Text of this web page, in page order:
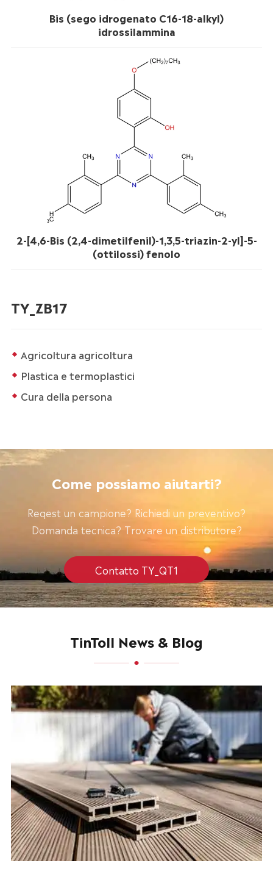
Bis (sego idrogenato C16-18-alkyl)
idrossilammina
2-[4,6-Bis (2,4-dimetilfenil)-1,3,5-triazin-2-yl]-5-
(ottilossi) fenolo
TY_ZB17
Agricoltura agricoltura
Plastica e termoplastici
Cura della persona
Come possiamo aiutarti?
Reqest un campione? Richiedi un preventivo?
Domanda tecnica? Trovare un distributore?
Contatto TY_QT1
TinToll News & Blog